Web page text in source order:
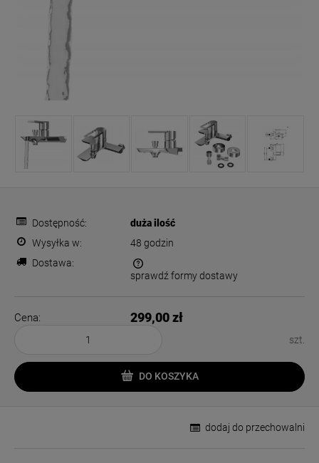
Dostępność:
duża ilość
Wysyłka w:
48 godzin
Dostawa:
Cena nie zawiera ewentualnych kosztów płatności
sprawdź formy dostawy
Cena: 299,00 zł
szt.
DO KOSZYKA
dodaj do przechowalni